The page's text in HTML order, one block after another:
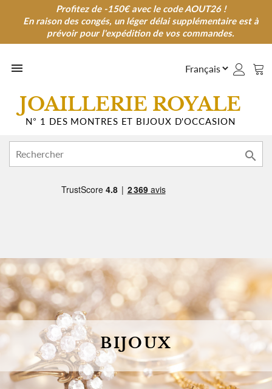
Profitez de -150€ avec le code AOUT26 !
En raison des congés, un léger délai supplémentaire est à
prévoir pour l'expédition de vos commandes.
Profitez de -150€ avec le code AOUT26 !
En raison des congés, un léger délai supplémentaire est à
prévoir pour l'expédition de vos commandes.

JOAILLERIE ROYALE
N° 1 DES MONTRES ET BIJOUX D'OCCASION

BIJOUX